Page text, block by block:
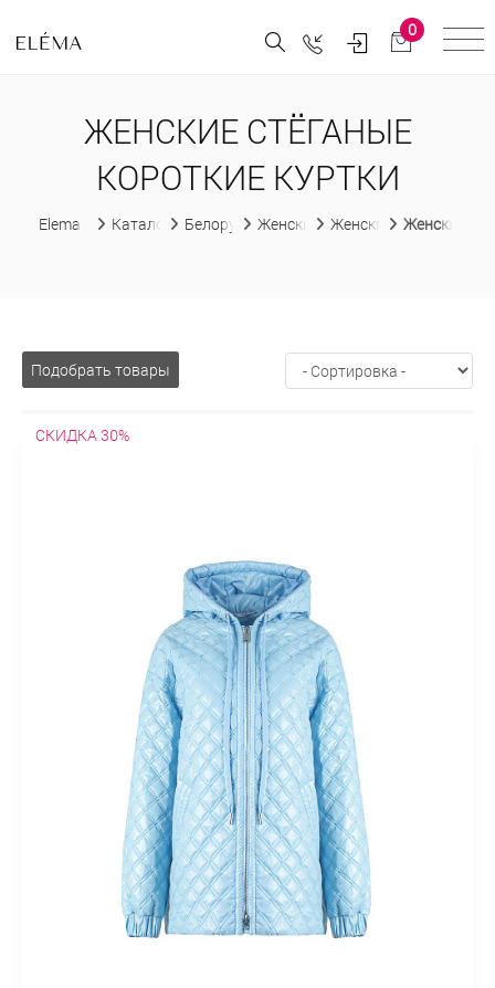
0
ЖЕНСКИЕ СТЁГАНЫЕ
КОРОТКИЕ КУРТКИ
Elema Каталог Белорусская женская одежда
Женские курткиЖенские стеганые
Женские
Подобрать товары
СКИДКА 30%